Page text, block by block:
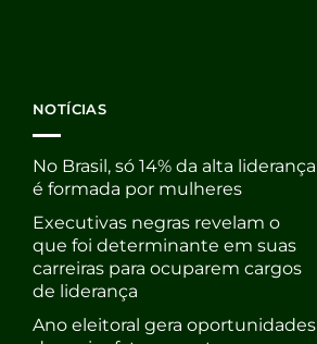
NOTÍCIAS
No Brasil, só 14% da alta liderança
é formada por mulheres
Executivas negras revelam o
que foi determinante em suas
carreiras para ocuparem cargos
de liderança
Ano eleitoral gera oportunidades